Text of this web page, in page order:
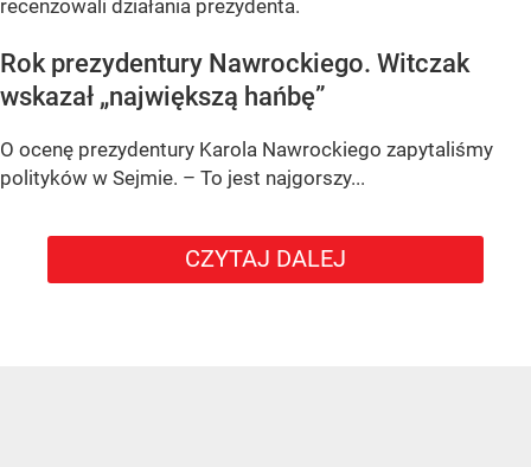
recenzowali działania prezydenta.
Rok prezydentury Nawrockiego. Witczak
wskazał „największą hańbę”
O ocenę prezydentury Karola Nawrockiego zapytaliśmy
polityków w Sejmie. – To jest najgorszy...
CZYTAJ DALEJ